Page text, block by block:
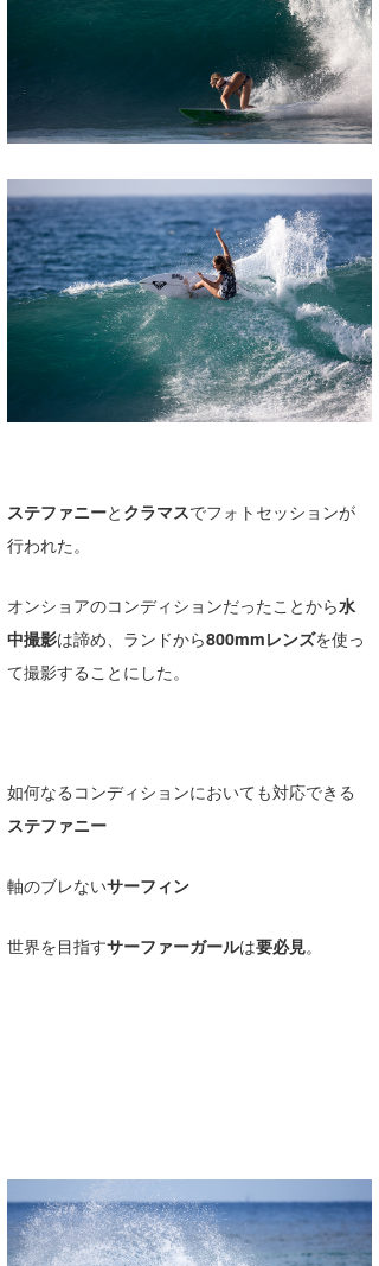
ステファニーと クラマスでフォトセッションが
行われた。
オンショアのコンディションだったことから水
中撮影は諦め、ランドから800mmレンズを使っ
て撮影することにした。
如何なるコンディションにおいても対応できる
ステファニー
軸のブレないサーフィン
世界を目指すサーファーガールは要必見。